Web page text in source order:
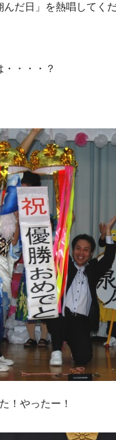
だ日」を熱唱してく
・・・？
！やったー！